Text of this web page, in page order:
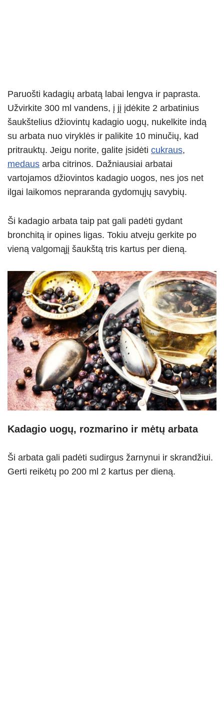
Paruošti kadagių arbatą labai lengva ir paprasta.
Užvirkite 300 ml vandens, į jį įdėkite 2 arbatinius
šaukštelius džiovintų kadagio uogų, nukelkite indą
su arbata nuo viryklės ir palikite 10 minučių, kad
pritrauktų. Jeigu norite, galite įsidėti cukraus,
medaus arba citrinos. Dažniausiai arbatai
vartojamos džiovintos kadagio uogos, nes jos net
ilgai laikomos nepraranda gydomųjų savybių.
Ši kadagio arbata taip pat gali padėti gydant
bronchitą ir opines ligas. Tokiu atveju gerkite po
vieną valgomąjį šaukštą tris kartus per dieną.
Kadagio uogų, rozmarino ir mėtų arbata
Ši arbata gali padėti sudirgus žarnynui ir skrandžiui.
Gerti reikėtų po 200 ml 2 kartus per dieną.